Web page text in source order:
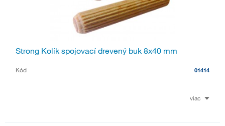
Strong Kolík spojovací drevený buk 8x40 mm
Kód 01414
viac